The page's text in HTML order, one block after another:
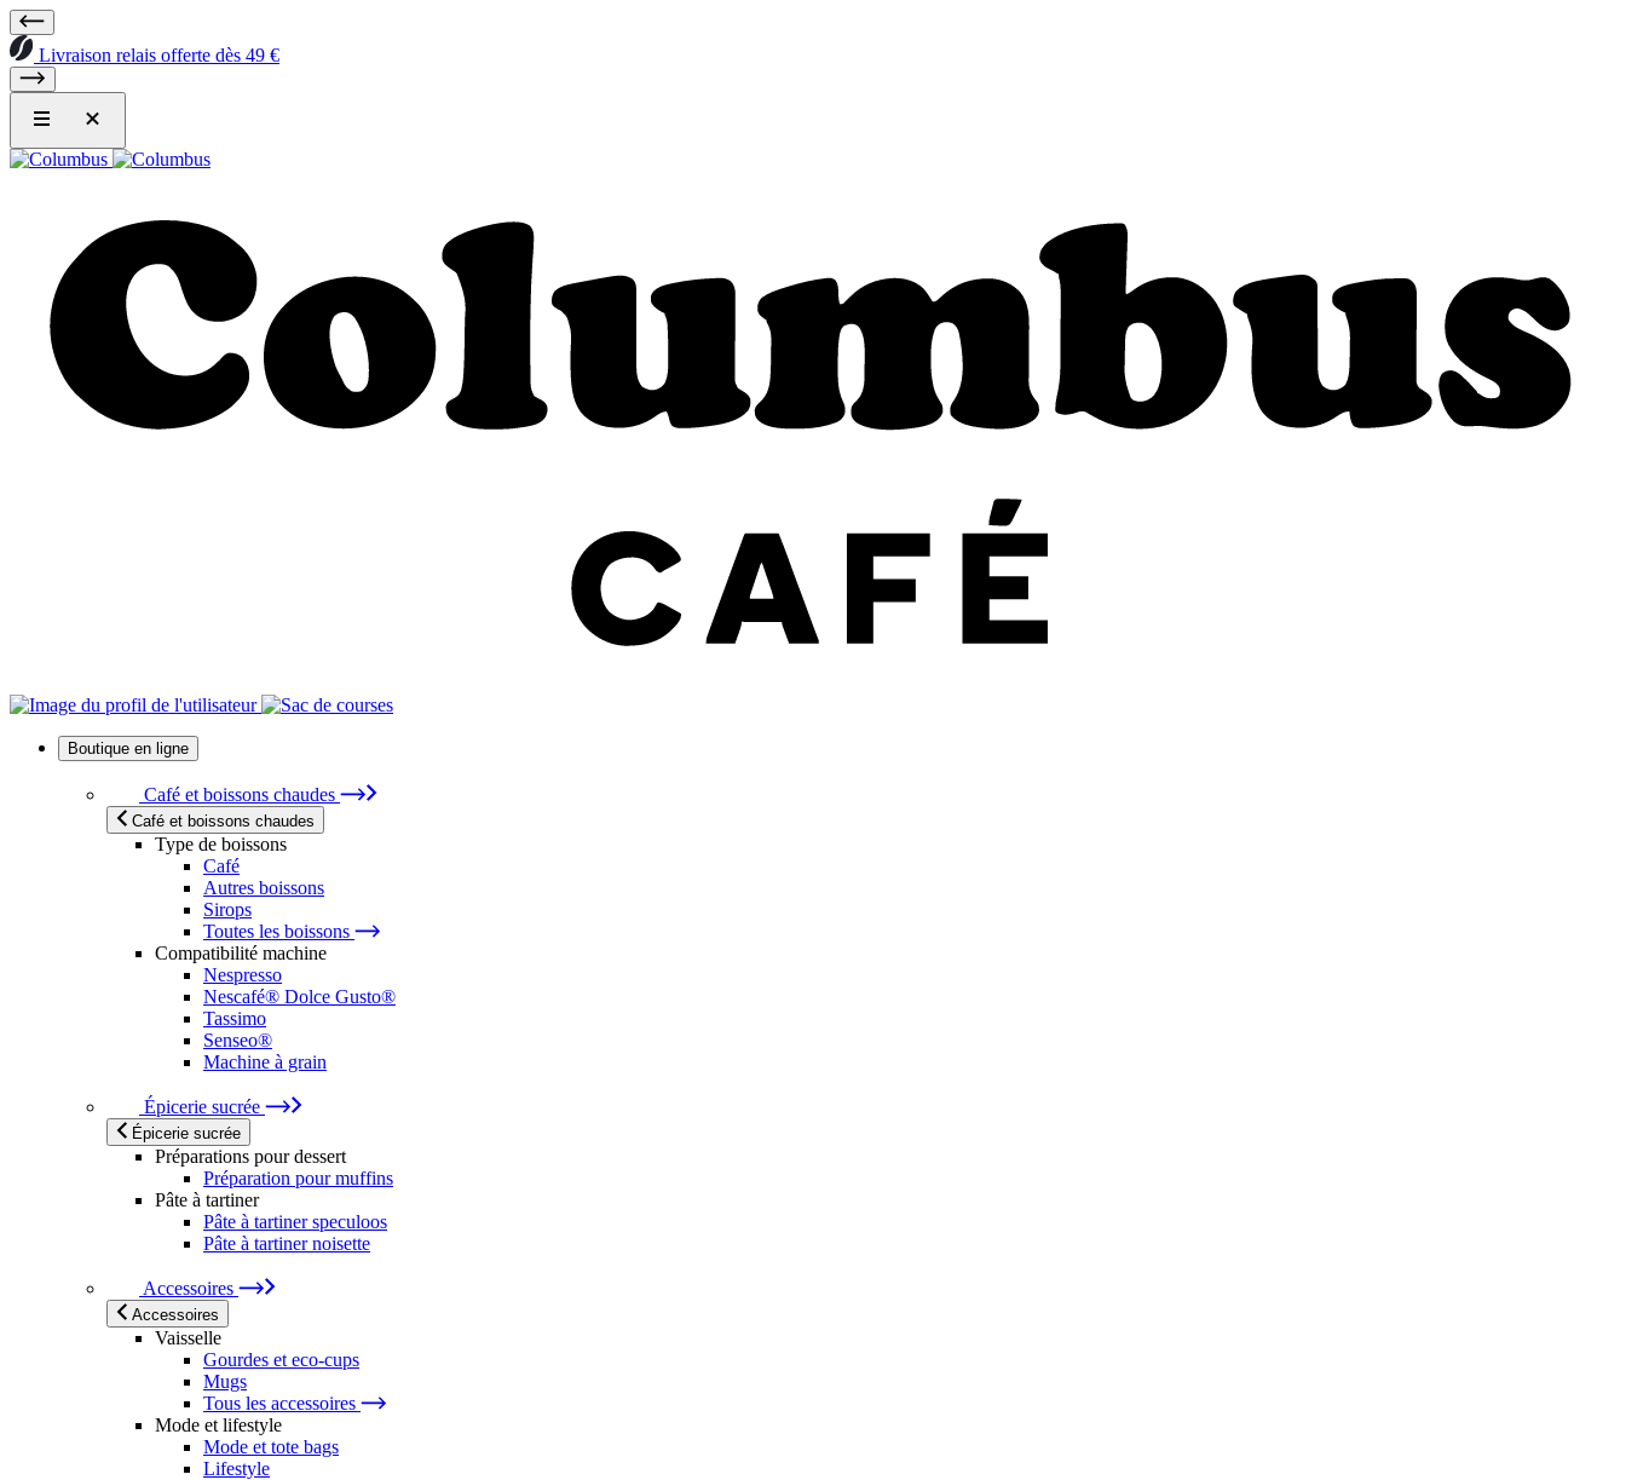
Livraison relais offerte dès 49 €
Boutique en ligne
Café et boissons chaudes
Café et boissons chaudes
Type de boissons
Café
Autres boissons
Sirops
Toutes les boissons
Compatibilité machine
Nespresso
Nescafé® Dolce Gusto®
Tassimo
Senseo®
Machine à grain
Épicerie sucrée
Épicerie sucrée
Préparations pour dessert
Préparation pour muffins
Pâte à tartiner
Pâte à tartiner speculoos
Pâte à tartiner noisette
Accessoires
Accessoires
Vaisselle
Gourdes et eco-cups
Mugs
Tous les accessoires
Mode et lifestyle
Mode et tote bags
Lifestyle